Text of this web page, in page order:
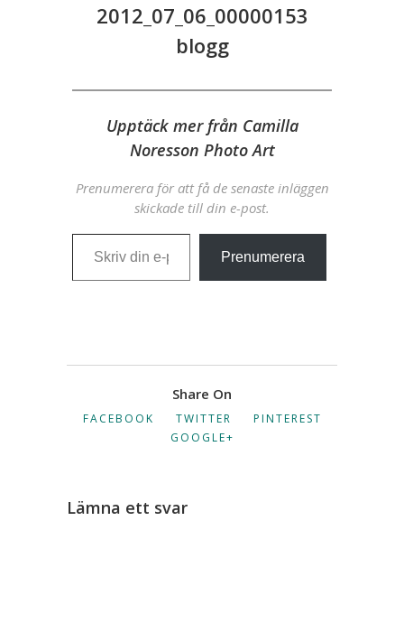
2012_07_06_00000153
blogg
Upptäck mer från Camilla
Noresson Photo Art
Prenumerera för att få de senaste inläggen
skickade till din e-post.
Skriv din e-post …
Prenumerera
Share On
FACEBOOK TWITTER
PINTEREST
GOOGLE+
Lämna ett svar